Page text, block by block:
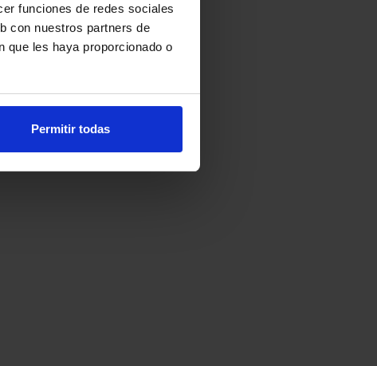
funciones de redes sociales
con nuestros partners de
que les haya proporcionado o
Permitir todas